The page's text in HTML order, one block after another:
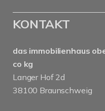
KONTAKT
das immobilienhaus
co kg
Langer Hof 2d
38100 Braunschweig